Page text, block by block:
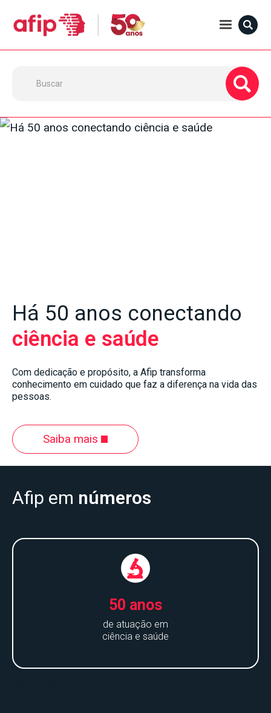
Há 50 anos conectando
ciência e saúde
Com dedicação e propósito, a Afip transforma
conhecimento em cuidado que faz a diferença na vida das
pessoas.
Saiba mais
Afip em números
50 anos
de atuação em
ciência e saúde